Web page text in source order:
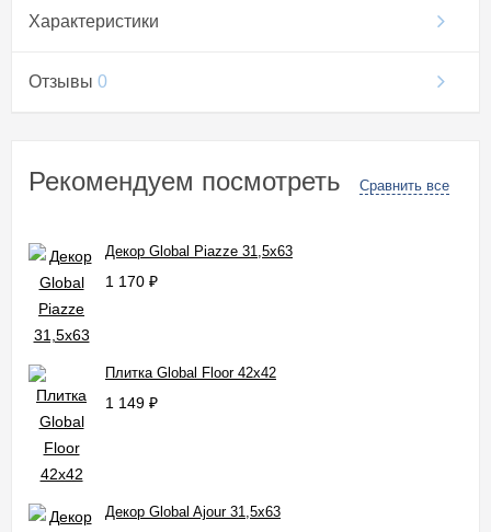
Характеристики
Отзывы 0
Рекомендуем посмотреть Сравнить все
Декор Global Piazze 31,5x63
1 170 ₽
Плитка Global Floor 42x42
1 149 ₽
Декор Global Ajour 31,5x63